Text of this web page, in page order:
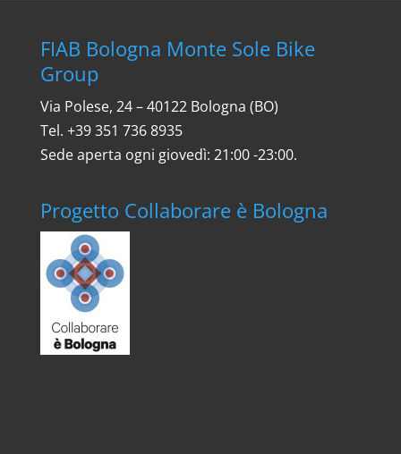
FIAB Bologna Monte Sole Bike
Group
Via Polese, 24 – 40122 Bologna (BO)
Tel. ‎+39 351 736 8935
Sede aperta ogni giovedì: 21:00 -23:00.
Progetto Collaborare è Bologna